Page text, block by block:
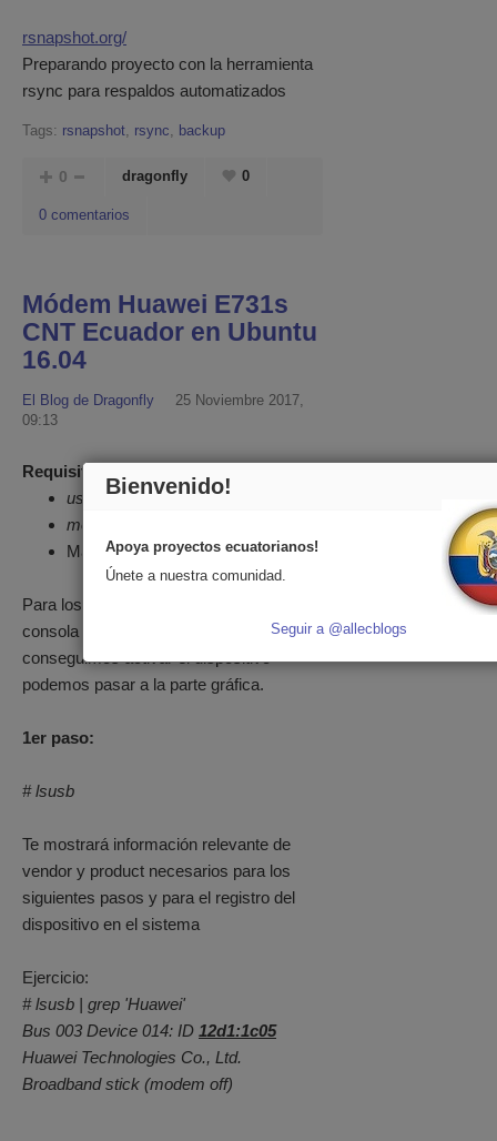
rsnapshot.org/
Preparando proyecto con la herramienta
rsync para respaldos automatizados
Tags: rsnapshot, rsync, backup
0 dragonfly 0
0 comentarios
Módem Huawei E731s
CNT Ecuador en Ubuntu
16.04
El Blog de Dragonfly
25 Noviembre 2017,
09:13
Requisitos previos y recomendados:
usb_modeswitch
modem-manager-gui
Manejo de consola terminal
Para los primeros pasos accedemos a la
consola terminal, una vez que
conseguimos activar el dispositivo
podemos pasar a la parte gráfica.
1er paso:
# lsusb
Te mostrará información relevante de
vendor y product necesarios para los
siguientes pasos y para el registro del
dispositivo en el sistema
Ejercicio:
# lsusb | grep 'Huawei'
Bus 003 Device 014: ID 12d1:1c05
Huawei Technologies Co., Ltd.
Broadband stick (modem off)
Bienvenido!
Apoya proyectos ecuatorianos!
Únete a nuestra comunidad.
Seguir a @allecblogs